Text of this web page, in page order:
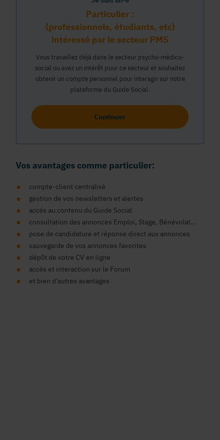
Particulier :
(professionnels, étudiants, etc)
intéressé par le secteur PMS
Vous travaillez déjà dans le secteur psycho-médico-
social ou avez un intérêt pour ce secteur et souhaitez
obtenir un compte personnel pour interagir sur notre
plateforme du Guide Social.
Continuer
Vos avantages comme particulier:
compte-client centralisé
gestion de vos newsletters et alertes
accés au contenu du Guide Social
consultation des annonces Emploi, Stage, Bénévolat...
pose de candidature et réponse direct aux annonces
sauvegarde de vos annonces favorites
dépôt de votre CV en ligne
accès et interaction sur le Forum
et bien d'autres avantages